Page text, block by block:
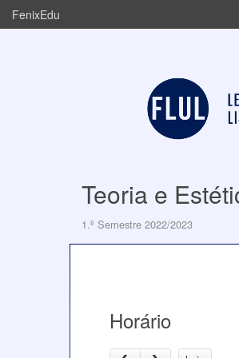
FenixEdu
Teoria e
1.º Semestre 2022/2023
Horário